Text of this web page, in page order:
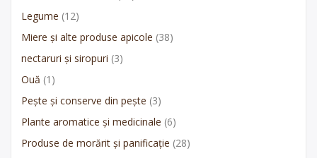
Legume (12)
Miere și alte produse apicole (38)
nectaruri și siropuri (3)
Ouă (1)
Pește și conserve din pește (3)
Plante aromatice și medicinale (6)
Produse de morărit și panificație (28)